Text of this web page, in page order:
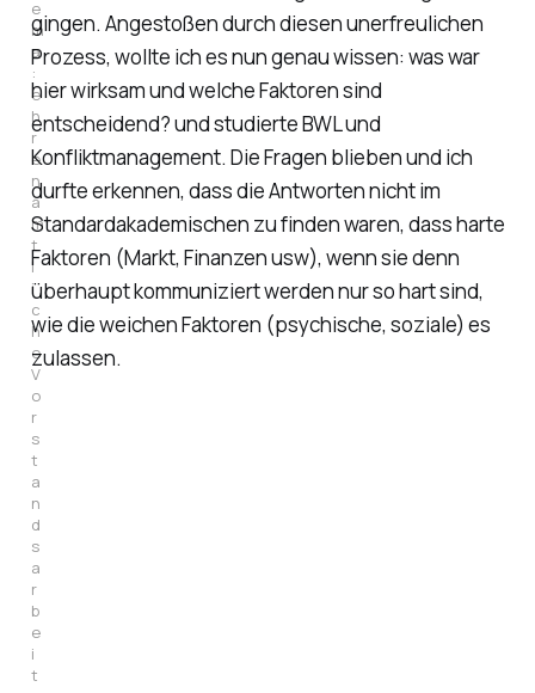
e
m
a
:
e
h
r
e
n
a
m
t
l
i
c
h
e
V
o
r
s
t
a
n
d
s
a
r
b
e
i
t
gingen. Angestoßen durch diesen unerfreulichen
Prozess, wollte ich es nun genau wissen: was war
hier wirksam und welche Faktoren sind
entscheidend? und studierte BWL und
Konfliktmanagement. Die Fragen blieben und ich
durfte erkennen, dass die Antworten nicht im
Standardakademischen zu finden waren, dass harte
Faktoren (Markt, Finanzen usw), wenn sie denn
überhaupt kommuniziert werden nur so hart sind,
wie die weichen Faktoren (psychische, soziale) es
zulassen.